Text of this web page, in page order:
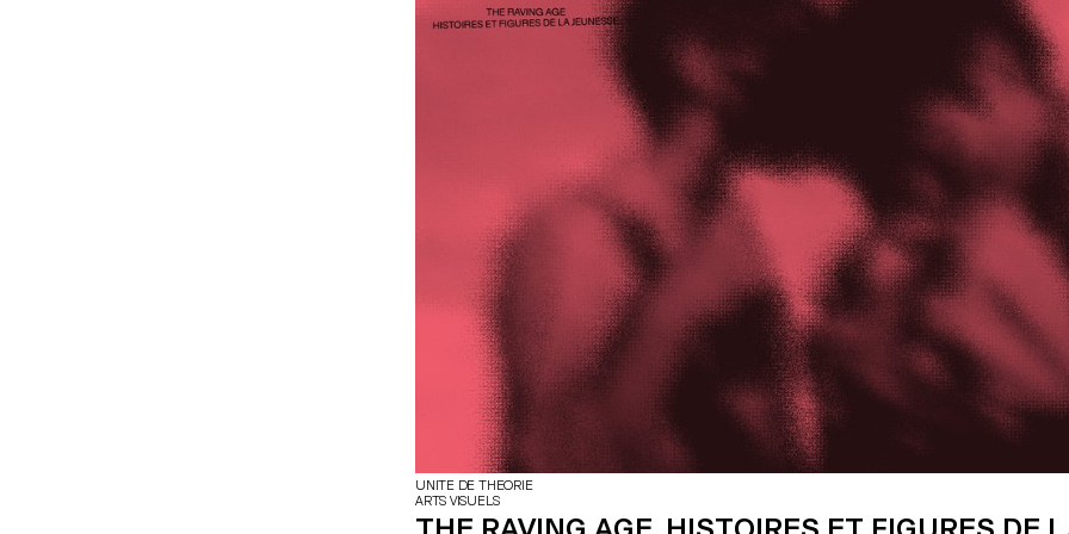
actes d’image ». Le corpus sélectionné repose sur un cas
extrêmement singulier, le travail cinématographique de Gregory J.
Markopoulos (1928-1992) et les archives du Temenos.
UNITE DE THEORIE
ARTS VISUELS